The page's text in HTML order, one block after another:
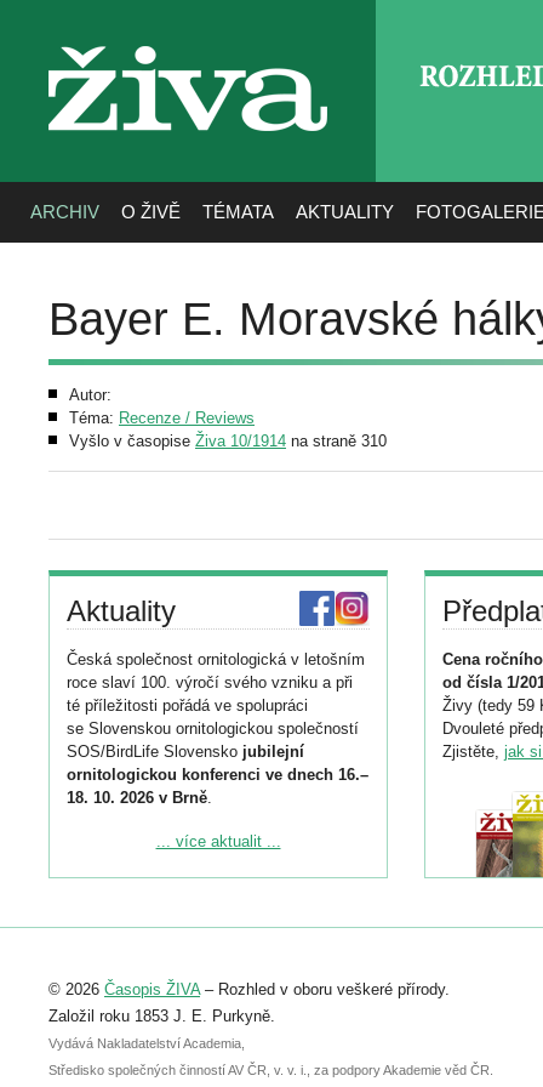
živa
ARCHIV O ŽIVĚ TÉMATA AKTUALITY
Bayer E. Moravské
Autor:
Téma: Recenze / Reviews
Vyšlo v časopise Živa 10/1914 na straně 310
Aktuality
Česká společnost ornitologická v letošním
roce slaví 100. výročí svého vzniku a při
té příležitosti pořádá ve spolupráci
se Slovenskou ornitologickou společností
SOS/BirdLife Slovensko jubilejní
ornitologickou konferenci ve dnech 16.–
18. 10. 2026 v Brně.
Podrobnější informace ke konferenci
Registrovat se můžete do 6. září.
abstraktu přihlášené přednášky nebo
posteru je už 30. června.
... více aktualit ...
Cena
od čísla 1/
Živy (tedy 59
Dvouleté
Zjistěte, jak
© 2026 Časopis ŽIVA– Rozhled v oboru veškeré přírody.
Založil roku 1853 J. E. Purkyně.
Vydává Nakladatelství Academia,
Středisko společných činností AV ČR, v. v. i., za podpory Akademie věd ČR.